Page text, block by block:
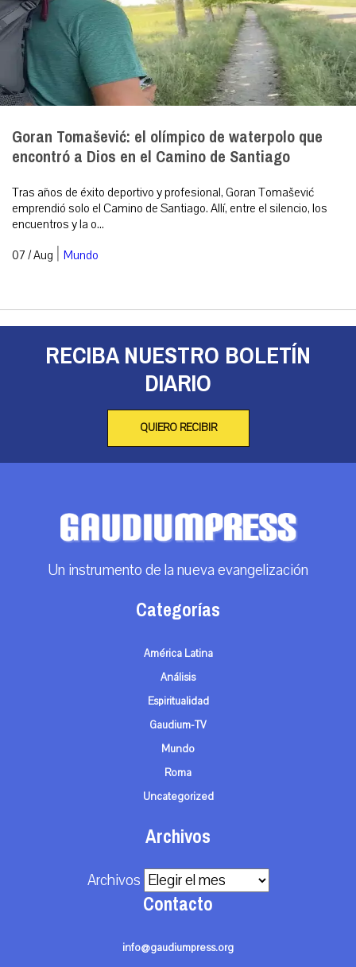
Goran Tomašević: el olímpico de waterpolo que
encontró a Dios en el Camino de Santiago
Tras años de éxito deportivo y profesional, Goran Tomašević
emprendió solo el Camino de Santiago. Allí, entre el silencio, los
encuentros y la o...
07 / Aug | Mundo
RECIBA NUESTRO BOLETÍN
DIARIO
QUIERO RECIBIR
Un instrumento de la nueva evangelización
Categorías
América Latina
Análisis
Espiritualidad
Gaudium-TV
Mundo
Roma
Uncategorized
Archivos
Archivos
Contacto
info@gaudiumpress.org